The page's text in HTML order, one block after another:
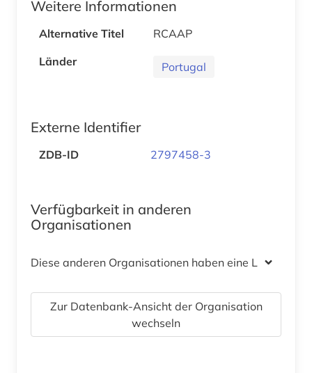
Weitere Informationen
Alternative Titel
RCAAP
Länder
Portugal
Externe Identifier
ZDB-ID 2797458-3
Verfügbarkeit in anderen
Organisationen
Diese anderen Organisationen haben eine Lizenz
Zur Datenbank-Ansicht der Organisation
wechseln